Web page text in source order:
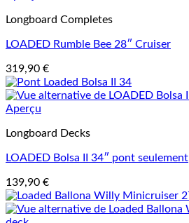
Longboard Completes
LOADED Rumble Bee 28″ Cruiser
319,90 €
Aperçu
Longboard Decks
LOADED Bolsa II 34″ pont seulement
139,90 €